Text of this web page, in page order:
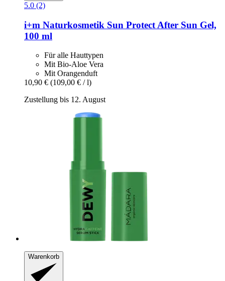
5.0 (2)
i+m Naturkosmetik Sun Protect After Sun Gel,
100 ml
Für alle Hauttypen
Mit Bio-Aloe Vera
Mit Orangenduft
10,90 € (109,00 € / l)
Zustellung bis 12. August
Warenkorb